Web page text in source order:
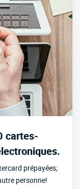
cartes-
prépayées;
personne!